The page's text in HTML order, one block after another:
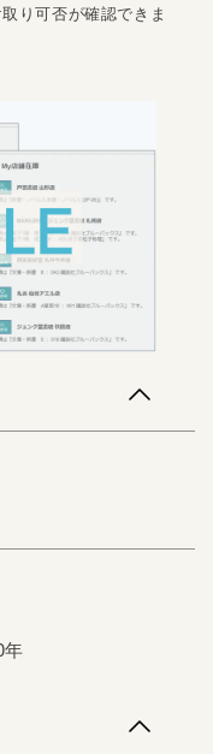
り可否が確認できま